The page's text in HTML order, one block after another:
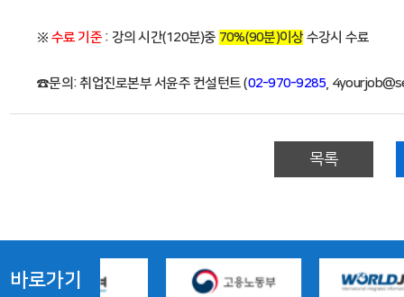
※ 수료 기준: 강의 시간(120분)중 70%(90분)이상수강시 수료
☎문의: 취업진로본부 서윤주 컨설턴트 (02-970-9285,
목록
바로가기